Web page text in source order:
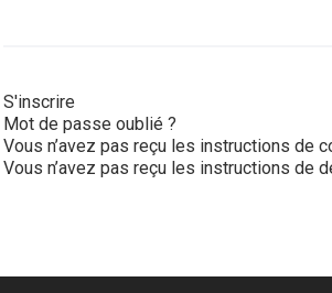
S'inscrire
Mot de passe oublié ?
Vous n’avez pas reçu les instructions de
Vous n’avez pas reçu les instructions de